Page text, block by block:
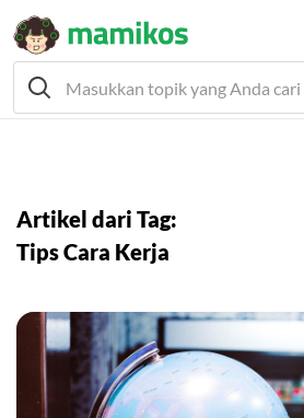
Artikel dari Tag:
Tips Cara Kerja